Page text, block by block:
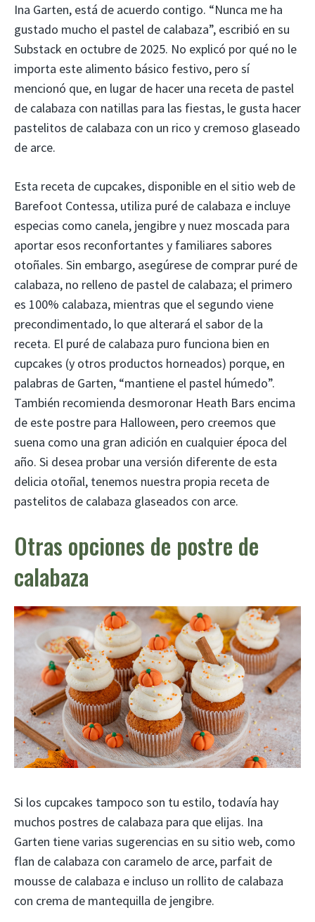
Ina Garten, está de acuerdo contigo. “Nunca me ha
gustado mucho el pastel de calabaza”, escribió en su
Substack en octubre de 2025. No explicó por qué no le
importa este alimento básico festivo, pero sí
mencionó que, en lugar de hacer una receta de pastel
de calabaza con natillas para las fiestas, le gusta hacer
pastelitos de calabaza con un rico y cremoso glaseado
de arce.
Esta receta de cupcakes, disponible en el sitio web de
Barefoot Contessa, utiliza puré de calabaza e incluye
especias como canela, jengibre y nuez moscada para
aportar esos reconfortantes y familiares sabores
otoñales. Sin embargo, asegúrese de comprar puré de
calabaza, no relleno de pastel de calabaza; el primero
es 100% calabaza, mientras que el segundo viene
precondimentado, lo que alterará el sabor de la
receta. El puré de calabaza puro funciona bien en
cupcakes (y otros productos horneados) porque, en
palabras de Garten, “mantiene el pastel húmedo”.
También recomienda desmoronar Heath Bars encima
de este postre para Halloween, pero creemos que
suena como una gran adición en cualquier época del
año. Si desea probar una versión diferente de esta
delicia otoñal, tenemos nuestra propia receta de
pastelitos de calabaza glaseados con arce.
Otras opciones de postre de
calabaza
Si los cupcakes tampoco son tu estilo, todavía hay
muchos postres de calabaza para que elijas. Ina
Garten tiene varias sugerencias en su sitio web, como
flan de calabaza con caramelo de arce, parfait de
mousse de calabaza e incluso un rollito de calabaza
con crema de mantequilla de jengibre.